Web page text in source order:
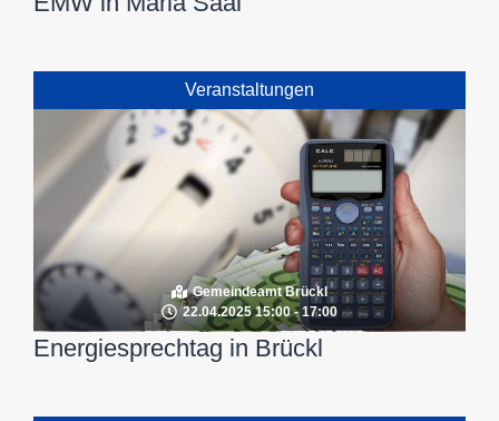
Veranstaltungen
Gemeindeamt Brückl
22.04.2025 15:00 - 17:00
Energiesprechtag in Brückl